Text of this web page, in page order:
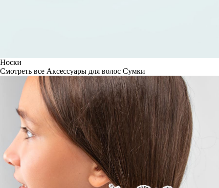
Носки
Смотреть все Аксессуары для волос Сумки